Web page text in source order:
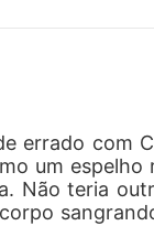
e o país
errado com
um
Não teria